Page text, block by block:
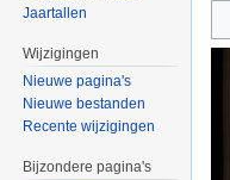
Jaartallen
Wijzigingen
Nieuwe pagina's
Nieuwe bestanden
Recente wijzigingen
Bijzondere pagina's